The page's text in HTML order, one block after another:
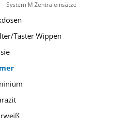
System M Zentraleinsätze
Taster Wippen